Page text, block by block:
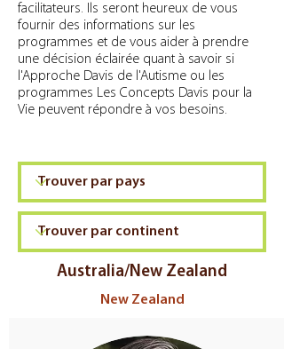
facilitateurs. Ils seront heureux de vous
fournir des informations sur les
programmes et de vous aider à prendre
une décision éclairée quant à savoir si
l'Approche Davis de l'Autisme ou les
programmes Les Concepts Davis pour la
Vie peuvent répondre à vos besoins.
Australia/New Zealand
New Zealand